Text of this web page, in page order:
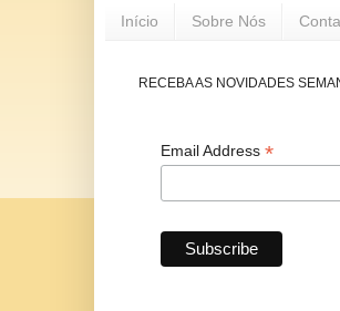
Início Sobre Nós
RECEBA AS NOVIDADES
Email Address *